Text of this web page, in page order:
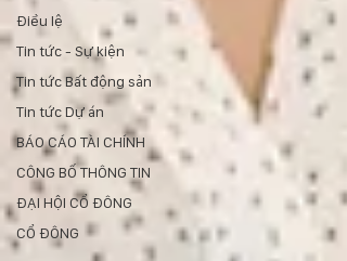
Điều lệ
Tin tức - Sự kiện
Tin tức Bất động sản
Tin tức Dự án
BÁO CÁO TÀI CHÍNH
CÔNG BỐ THÔNG TIN
ĐẠI HỘI CỔ ĐÔNG
CỔ ĐÔNG